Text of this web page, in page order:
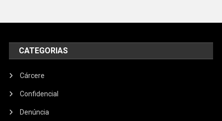
CATEGORIAS
Cárcere
Confidencial
Denúncia